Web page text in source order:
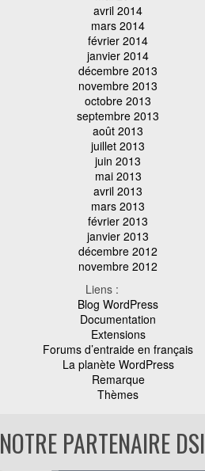
avril 2014
mars 2014
février 2014
janvier 2014
décembre 2013
novembre 2013
octobre 2013
septembre 2013
août 2013
juillet 2013
juin 2013
mai 2013
avril 2013
mars 2013
février 2013
janvier 2013
décembre 2012
novembre 2012
Liens :
Blog WordPress
Documentation
Extensions
Forums d’entraide en français
La planète WordPress
Remarque
Thèmes
NOTRE PARTENAIRE DSI